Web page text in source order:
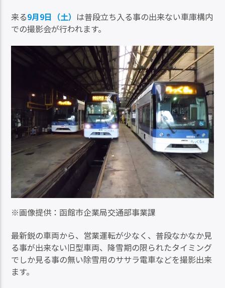
来る9月9日（土） は普段立ち入る事の出来ない車庫構内
での撮影会が行われます。
※画像提供：函館市企業局交通部事業課
最新鋭の車両から、営業運転が少なく、普段なかなか見
る事が出来ない旧型車両、降雪期の限られたタイミング
でしか見る事の無い除雪用のササラ電車などを撮影出来
ます。